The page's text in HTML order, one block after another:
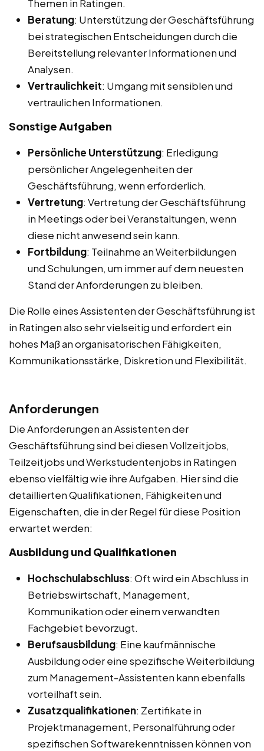
Themen in Ratingen.
Beratung: Unterstützung der Geschäftsführung
bei strategischen Entscheidungen durch die
Bereitstellung relevanter Informationen und
Analysen.
Vertraulichkeit: Umgang mit sensiblen und
vertraulichen Informationen.
Sonstige Aufgaben
Persönliche Unterstützung: Erledigung
persönlicher Angelegenheiten der
Geschäftsführung, wenn erforderlich.
Vertretung: Vertretung der Geschäftsführung
in Meetings oder bei Veranstaltungen, wenn
diese nicht anwesend sein kann.
Fortbildung: Teilnahme an Weiterbildungen
und Schulungen, um immer auf dem neuesten
Stand der Anforderungen zu bleiben.
Die Rolle eines Assistenten der Geschäftsführung ist
in Ratingen also sehr vielseitig und erfordert ein
hohes Maß an organisatorischen Fähigkeiten,
Kommunikationsstärke, Diskretion und Flexibilität.
Anforderungen
Die Anforderungen an Assistenten der
Geschäftsführung sind bei diesen Vollzeitjobs,
Teilzeitjobs und Werkstudentenjobs in Ratingen
ebenso vielfältig wie ihre Aufgaben. Hier sind die
detaillierten Qualifikationen, Fähigkeiten und
Eigenschaften, die in der Regel für diese Position
erwartet werden:
Ausbildung und Qualifikationen
Hochschulabschluss: Oft wird ein Abschluss in
Betriebswirtschaft, Management,
Kommunikation oder einem verwandten
Fachgebiet bevorzugt.
Berufsausbildung: Eine kaufmännische
Ausbildung oder eine spezifische Weiterbildung
zum Management-Assistenten kann ebenfalls
vorteilhaft sein.
Zusatzqualifikationen: Zertifikate in
Projektmanagement, Personalführung oder
spezifischen Softwarekenntnissen können von